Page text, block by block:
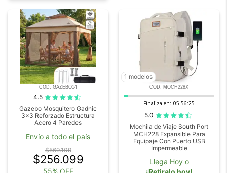
COD. GAZEBO14
4.5
Gazebo Mosquitero Gadnic
3x3 Reforzado Estructura
Acero 4 Paredes
Envío a todo el país
$569.109
$256.099
55% OFF
1 modelos
COD. MOCH228X
Finaliza en: 05:56:23
5.0
Mochila de Viaje South Port
MCH228 Expansible Para
Equipaje Con Puerto USB
Impermeable
Llega Hoy o